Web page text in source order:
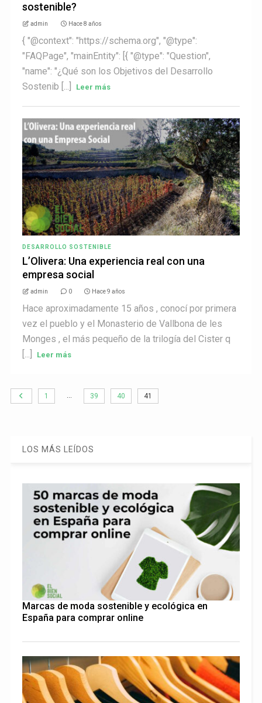
sostenible?
admin Hace 8 años
{ "@context": "https://schema.org", "@type":
"FAQPage", "mainEntity": [{ "@type": "Question",
"name": "¿Qué son los Objetivos del Desarrollo
Sostenib [...]
Leer más
DESARROLLO SOSTENIBLE
L’Olivera: Una experiencia real con una
empresa social
admin 0 Hace 9 años
Hace aproximadamente 15 años , conocí por primera
vez el pueblo y el Monasterio de Vallbona de les
Monges , el más pequeño de la trilogía del Cister q
[...]
Leer más
1 … 39 40 41
LOS MÁS LEÍDOS
Marcas de moda sostenible y ecológica en
España para comprar online